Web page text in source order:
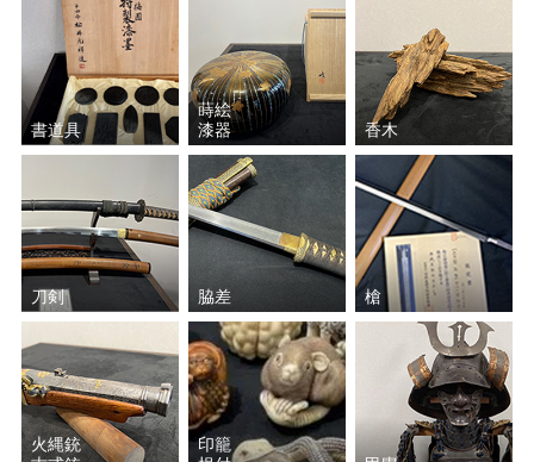
レスリー・セイヤー 中村 清治
北川 民次 アルフォンス・ミュシャ
ウィリム・ヘンラート 楊 三郎（ヤン・サンラン）
高木 公史 ミッシェル・ドラクロワ
古吉 弘 モーリス・ユトリロ
寺井 重三 鈴木 政輝
井口 由多可 栗原 喜依子
塗師 祥一郎 マリー・ローランサン
書道具
蒔絵
漆器
香木
刀剣 脇差 槍
火縄銃
印籠